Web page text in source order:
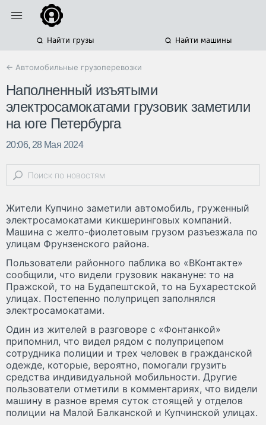
Найти грузы Найти машины
← Автомобильные грузоперевозки
Наполненный изъятыми
электросамокатами грузовик заметили
на юге Петербурга
20:06, 28 Мая 2024
Жители Купчино заметили автомобиль, груженный
электросамокатами кикшеринговых компаний.
Машина с желто-фиолетовым грузом разъезжала по
улицам Фрунзенского района.
Пользователи районного паблика во «ВКонтакте»
сообщили, что видели грузовик накануне: то на
Пражской, то на Будапештской, то на Бухарестской
улицах. Постепенно полуприцеп заполнялся
электросамокатами.
Один из жителей в разговоре с «Фонтанкой»
припомнил, что видел рядом с полуприцепом
сотрудника полиции и трех человек в гражданской
одежде, которые, вероятно, помогали грузить
средства индивидуальной мобильности. Другие
пользователи отметили в комментариях, что видели
машину в разное время суток стоящей у отделов
полиции на Малой Балканской и Купчинской улицах.